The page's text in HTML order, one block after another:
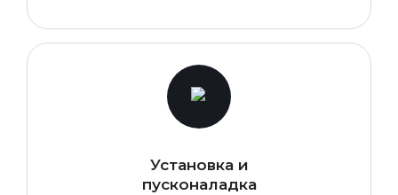
Установка и
пусконаладка